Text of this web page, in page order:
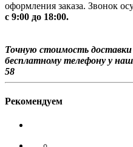
оформления заказа. Звонок
с 9:00 до 18:00.
Точную стоимость
бесплатному телефону у
58
Рекомендуем